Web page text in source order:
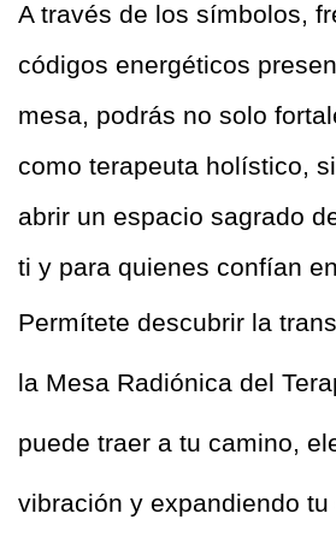
A través de los símbolos,
códigos energéticos
mesa, podrás no solo
como terapeuta holístico,
abrir un espacio sagrado
ti y para quienes confían
Permítete descubrir la
la Mesa Radiónica del
puede traer a tu camino,
vibración y expandiendo